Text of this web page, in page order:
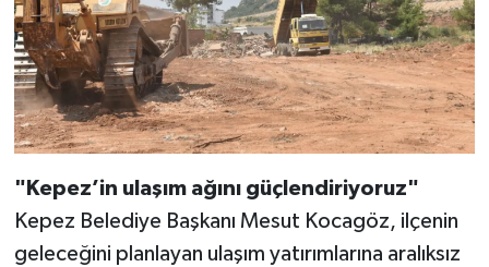
"Kepez’in ulaşım ağını güçlendiriyoruz"
Kepez Belediye Başkanı Mesut Kocagöz, ilçenin
geleceğini planlayan ulaşım yatırımlarına aralıksız